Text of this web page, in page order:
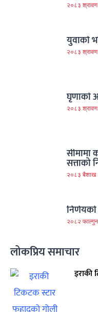
२०८३
युवाको
२०८३
घृणाको
२०८३ श्रावण
सीमामा
सत्ताको
२०८३ बैशाख
निर्णयको
२०८२
लोकप्रिय समाचार
इराकी